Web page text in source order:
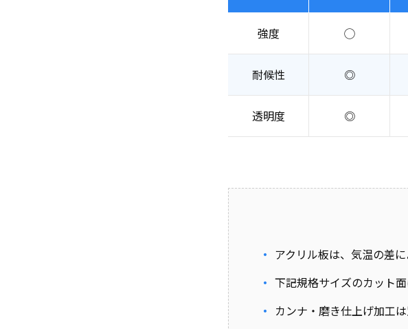
強度 ◯
耐候性 ◎
透明度 ◎
アクリル板は、気温の差
下記規格サイズのカット
カンナ・磨き仕上げ加工